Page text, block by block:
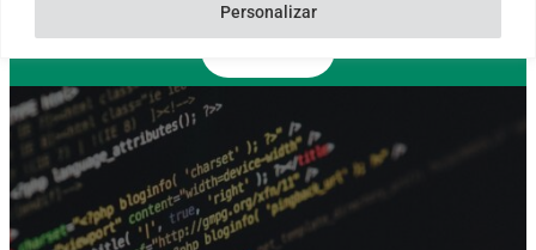
Personalizar